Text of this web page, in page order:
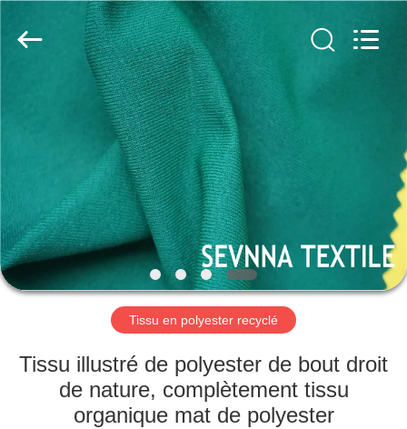
MAISON
PRODUITS
VR
SHOW
AU
DE
NOUS
SEVNNA
TEXTILE.
Tissu en polyester recyclé
Tissu illustré de polyester de bout droit
de nature, complètement tissu
organique mat de polyester